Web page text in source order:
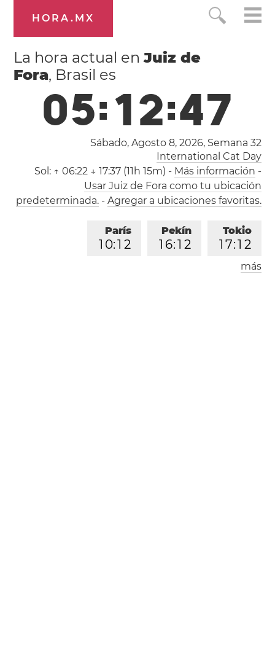
HORA.MX
La hora actual enJuiz de
Fora, Brasil es
05:12:48
Sábado, Agosto 8, 2026, Semana 32
International Cat Day
Sol: ↑ 06:22 ↓ 17:37 (11h 15m) - Más información -
Usar Juiz de Fora como tu ubicación
predeterminada.- Agregar a ubicaciones favoritas.
Tokio
1 7:1 2
Pekín
1 6:1 2
París
1 0:1 2
Londres
más